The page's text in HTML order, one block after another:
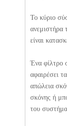
Το κύριο
ανεμιστήρα
είναι
Ένα φίλτρο
αφαιρέσει
απώλεια
σκόνης ή
του